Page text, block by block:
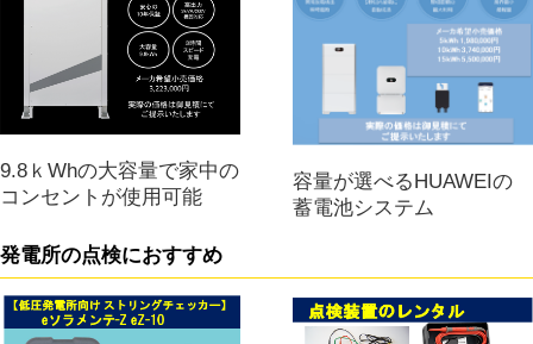
9.8ｋWhの大容量で家中の
コンセントが使用可能
容量が選べるHUAWEIの
蓄電池システム
発電所の点検におすすめ